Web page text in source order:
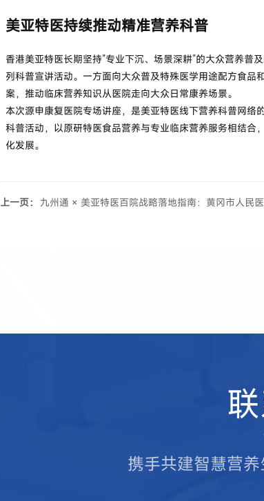
美亚特医持续推动精准营养科普
香港美亚特医长期坚持”专业下沉、场景深耕”的大众营养
列科普宣讲活动。一方面向大众普及特殊医学用途配方食
案，推动临床营养知识从医院走向大众日常康养场景。
本次源申康复医院专场讲座，是美亚特医线下营养科普网
科普活动，以原研特医食品营养与专业临床营养服务相结
化发展。
上一页： 九州通 × 美亚特医百院战略落地指南：黄冈市人民
携手共建智慧营